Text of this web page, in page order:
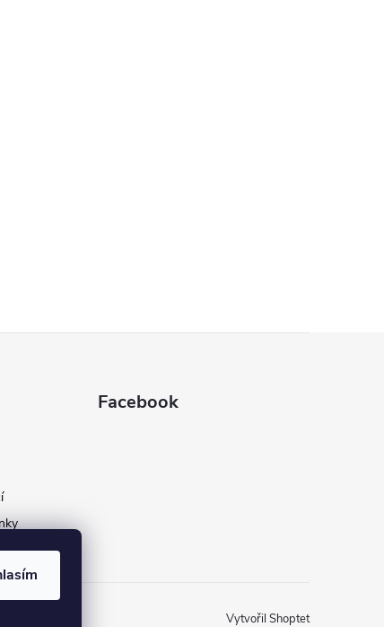
Facebook
Vytvořil Shoptet